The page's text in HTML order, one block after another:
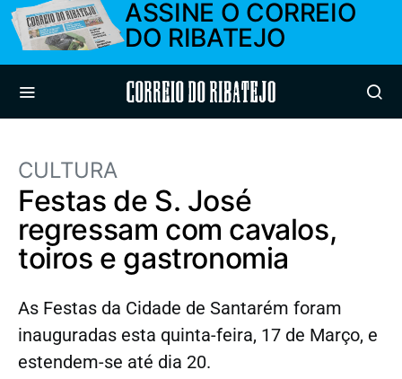
ASSINE O CORREIO
DO RIBATEJO
Correio do Ribatejo
CULTURA
Festas de S. José
regressam com cavalos,
toiros e gastronomia
As Festas da Cidade de Santarém foram
inauguradas esta quinta-feira, 17 de Março, e
estendem-se até dia 20.